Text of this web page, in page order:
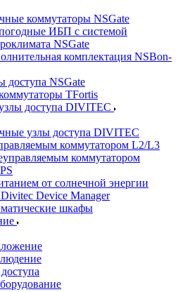
коммутаторы NSGate
ИБП с системой
NSGate
комплектация NSBon-
доступа NSGate
TFortis
доступа DIVITEC
узлы доступа DIVITEC
коммутатором L2/L3
коммутатором
от солнечной энергии
Device Manager
шкафы